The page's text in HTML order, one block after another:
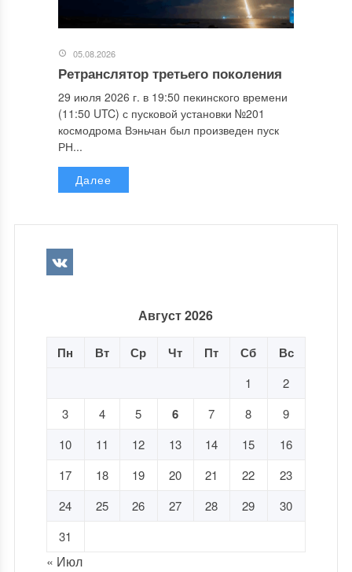
05.08.2026
Ретранслятор третьего поколения
29 июля 2026 г. в 19:50 пекинского времени
(11:50 UTC) с пусковой установки №201
космодрома Вэньчан был произведен пуск
РН...
Далее
Август 2026
Пн Вт Ср Чт Пт Сб Вс
1
2
3
4 5 6 7 8
9
10
11 12 13 14 15
16
17
18 19 20 21 22
23
24
25 26 27 28 29
30
31
« Июл